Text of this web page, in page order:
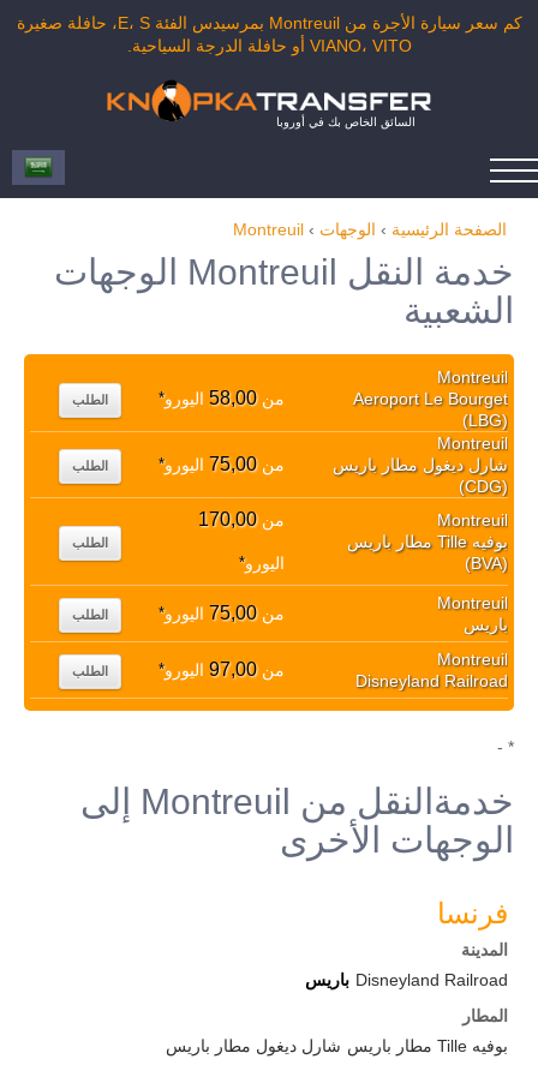
كم سعر سيارة الأجرة من Montreuil بمرسيدس الفئة E، S، حافلة صغيرة
VIANO، VITO أو حافلة الدرجة السياحية.
السائق الخاص بك في أوروبا
الصفحة الرئيسية › الوجهات ›
Montreuil
خدمة النقل Montreuil الوجهات
الشعبية
Montreuil
Aeroport Le Bourget
(LBG)
من58,00 اليورو* الطلب
Montreuil
شارل ديغول مطار باريس
(CDG)
من75,00 اليورو* الطلب
Montreuil
بوفيه Tille مطار باريس
(BVA)
من170,00
اليورو*
الطلب
Montreuil
باريس
من75,00 اليورو* الطلب
Montreuil
Disneyland Railroad
من97,00 اليورو* الطلب
* -
خدمةالنقل من Montreuil إلى
الوجهات الأخرى
فرنسا
المدينة
Disneyland Railroad باريس
المطار
بوفيه Tille مطار باريس
شارل ديغول مطار باريس